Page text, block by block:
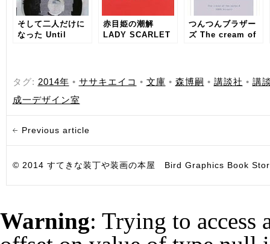
そして二人だけに
なった Until
赤目姫の潮解
LADY SCARLET
つんつんブラザー
ズ The cream of
タグ: 2014年 • ササキエイコ • 文庫 • 森博嗣 • 講談社 • 講
成一デザイン室
Previous article
© 2014 すてきな装丁や装画の本屋 Bird Graphics Book
Warning: Trying to access